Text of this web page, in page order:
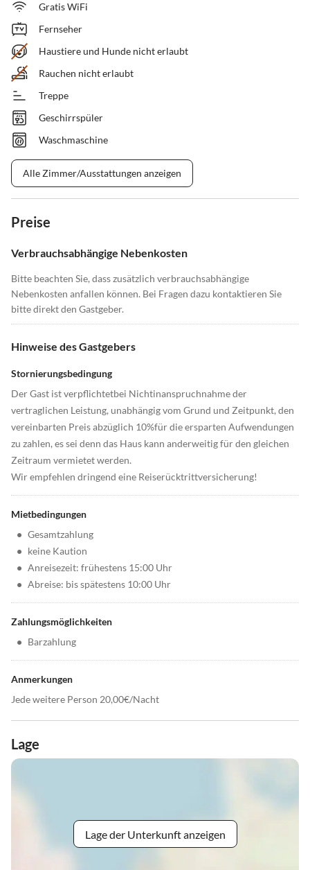
Gratis WiFi
Fernseher
Haustiere und Hunde nicht erlaubt
Rauchen nicht erlaubt
Treppe
Geschirrspüler
Waschmaschine
Alle Zimmer/Ausstattungen anzeigen
Preise
Verbrauchsabhängige Nebenkosten
Bitte beachten Sie, dass zusätzlich verbrauchsabhängige
Nebenkosten anfallen können. Bei Fragen dazu kontaktieren Sie
bitte direkt den Gastgeber.
Hinweise des Gastgebers
Stornierungsbedingung
Der Gast ist verpflichtetbei Nichtinanspruchnahme der
vertraglichen Leistung, unabhängig vom Grund und Zeitpunkt, den
vereinbarten Preis abzüglich 10%für die ersparten Aufwendungen
zu zahlen, es sei denn das Haus kann anderweitig für den gleichen
Zeitraum vermietet werden.
Wir empfehlen dringend eine Reiserücktrittversicherung!
Mietbedingungen
• Gesamtzahlung
• keine Kaution
• Anreisezeit: frühestens 15:00 Uhr
• Abreise: bis spätestens 10:00 Uhr
Zahlungsmöglichkeiten
• Barzahlung
Anmerkungen
Jede weitere Person 20,00€/Nacht
Lage
Lage der Unterkunft anzeigen